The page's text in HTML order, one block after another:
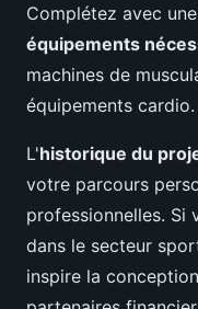
Complétez avec
équipements
machines de
équipements cardio.
L'historique du
votre parcours
professionnelles. Si
dans le secteur
inspire la